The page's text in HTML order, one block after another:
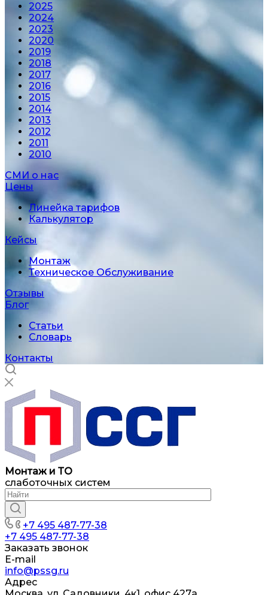
2025
2024
2023
2020
2019
2018
2017
2016
2015
2014
2013
2012
2011
2010
СМИ о нас
Цены
Линейка тарифов
Калькулятор
Кейсы
Монтаж
Техническое Обслуживание
Отзывы
Блог
Статьи
Словарь
Контакты
Монтаж и ТО
слаботочных систем
+7 495 487-77-38
+7 495 487-77-38
Заказать звонок
E-mail
info@pssg.ru
Адрес